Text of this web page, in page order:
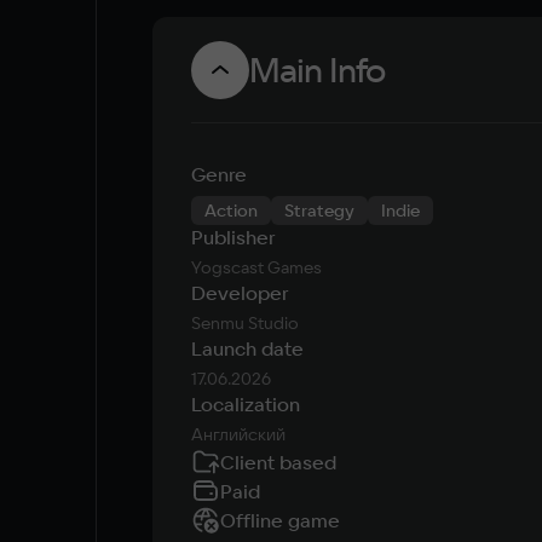
Main Info
Genre
Action Strategy Indie
Publisher
Yogscast Games
Developer
Senmu Studio
Launch date
17.06.2026
Localization
Английский
Client based
Paid
Offline game